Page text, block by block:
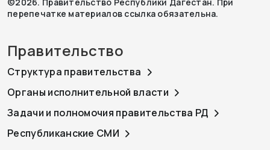
перепечатке материалов ссылка обязательна.
Правительство
Структура правительства
Органы исполнительной власти
Задачи и полномочия правительства РД
Республиканские СМИ